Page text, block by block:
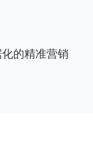
的精准营销